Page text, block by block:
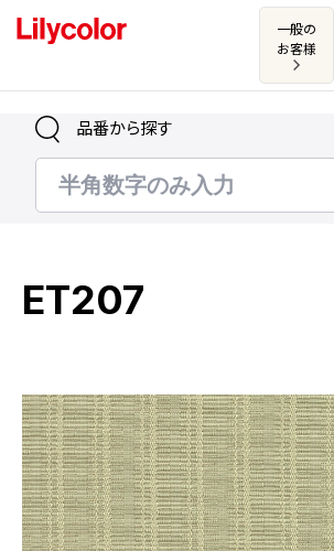
一般の
お客様
ログイン・新規会員登録
お気に入り
商品を探す
商品を探す トップ
壁紙
カーテン
床材
カタログ一覧
カタログ一覧 トップ
品番から探す
ET207